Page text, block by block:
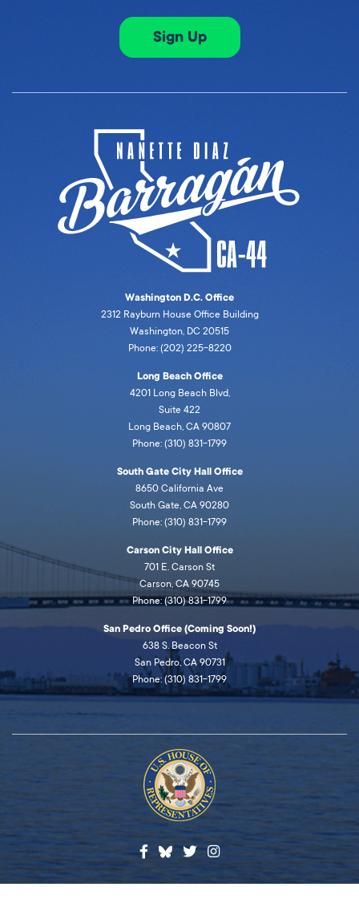
Sign Up
Washington D.C. Office
2312 Rayburn House Office Building
Washington, DC 20515
Phone: (202) 225-8220
Long Beach Office
4201 Long Beach Blvd,
Suite 422
Long Beach, CA 90807
Phone: (310) 831-1799
South Gate City Hall Office
8650 California Ave
South Gate, CA 90280
Phone: (310) 831-1799
Carson City Hall Office
701 E. Carson St
Carson, CA 90745
Phone: (310) 831-1799
San Pedro Office (Coming Soon!)
638 S. Beacon St
San Pedro, CA 90731
Phone: (310) 831-1799